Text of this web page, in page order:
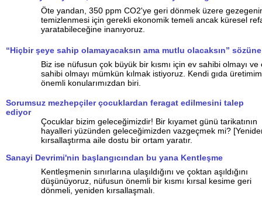
Öte yandan, 350 ppm CO2'ye geri dönmek üzere
temizlenmesi için gerekli ekonomik temeli ancak küresel
yaratabileceğine inanıyoruz.
“Hiçbir şeye sahip olamayacaksın ama mutlu olacaksın” sözüne
Biz ise nüfusun çok büyük bir kısmı için ev sahibi olmayı ve
sahibi olmayı mümkün kılmak istiyoruz. Kendi gıda
önemli konularımızdan biri.
Sorumsuz mezhepçiler çocuklardan feragat edilmesini talep
ediyor
Çocuklar bizim geleceğimizdir! Bir kıyamet günü tarikatının
hayalleri yüzünden geleceğimizden vazgeçmek mi?
kırsallaştırma aile dostu bir ortam yaratır.
Sanayi Devrimi'nin başlangıcından bu yana Kentleşme
Kentleşmenin sınırlarına ulaşıldığını ve çoktan aşıldığını
düşünüyoruz, nüfusun önemli bir kısmı kırsal kesime geri
dönmeli, yeniden kırsallaşmalı.